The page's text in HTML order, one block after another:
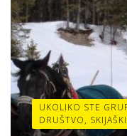
UKOLIKO STE
DRUŠTVO,